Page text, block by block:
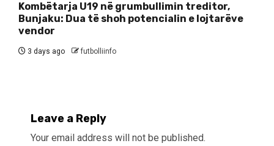
Kombëtarja U19 në grumbullimin treditor,
Bunjaku: Dua të shoh potencialin e lojtarëve
vendor
3 days ago futbolliinfo
Leave a Reply
Your email address will not be published.